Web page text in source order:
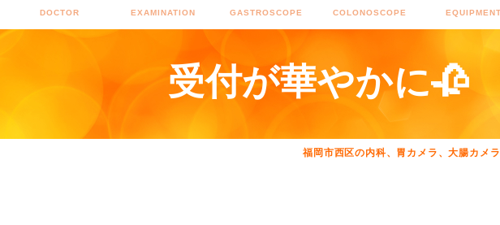
DOCTOR EXAMINATION GASTROSCOPE COLONOSCOPE
受付が華やかに🥀
福岡市西区の内科、胃カメラ、大腸カメ